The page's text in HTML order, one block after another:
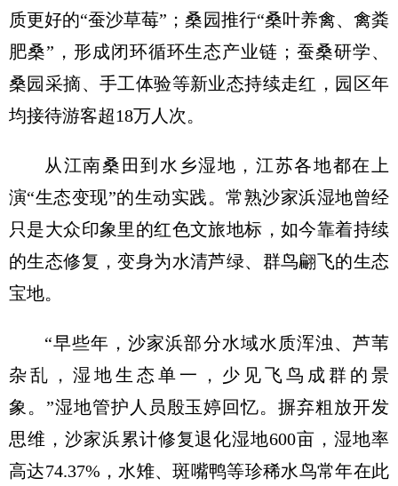
质更好的“蚕沙草莓”；桑园推行“桑叶养禽、禽粪
肥桑”，形成闭环循环生态产业链；蚕桑研学、
桑园采摘、手工体验等新业态持续走红，园区年
均接待游客超18万人次。
从江南桑田到水乡湿地，江苏各地都在上
演“生态变现”的生动实践。常熟沙家浜湿地曾经
只是大众印象里的红色文旅地标，如今靠着持续
的生态修复，变身为水清芦绿、群鸟翩飞的生态
宝地。
“早些年，沙家浜部分水域水质浑浊、芦苇
杂乱，湿地生态单一，少见飞鸟成群的景
象。”湿地管护人员殷玉婷回忆。摒弃粗放开发
思维，沙家浜累计修复退化湿地600亩，湿地率
高达74.37%，水雉、斑嘴鸭等珍稀水鸟常年在此